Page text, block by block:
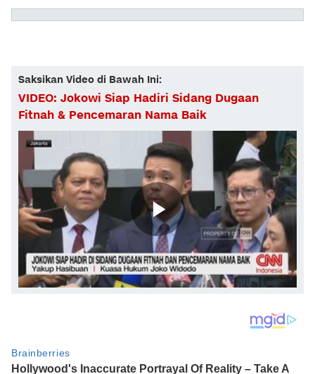
Saksikan Video di Bawah Ini:
VIDEO: Jokowi Siap Hadiri Sidang Dugaan
Fitnah & Pencemaran Nama Baik